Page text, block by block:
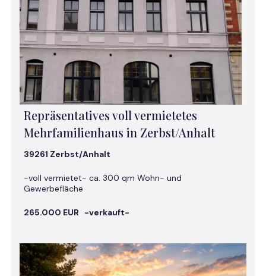
Repräsentatives voll vermietetes
Mehrfamilienhaus in Zerbst/Anhalt
39261 Zerbst/Anhalt
-voll vermietet- ca. 300 qm Wohn- und
Gewerbefläche
265.000 EUR -verkauft-